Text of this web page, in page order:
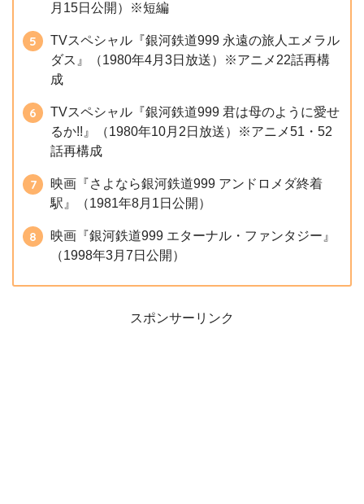
月15日公開）※短編
TVスペシャル『銀河鉄道999 永遠の旅人エメラル
ダス』（1980年4月3日放送）※アニメ22話再構
成
TVスペシャル『銀河鉄道999 君は母のように愛せ
るか!!』（1980年10月2日放送）※アニメ51・52
話再構成
映画『さよなら銀河鉄道999 アンドロメダ終着
駅』（1981年8月1日公開）
映画『銀河鉄道999 エターナル・ファンタジー』
（1998年3月7日公開）
スポンサーリンク